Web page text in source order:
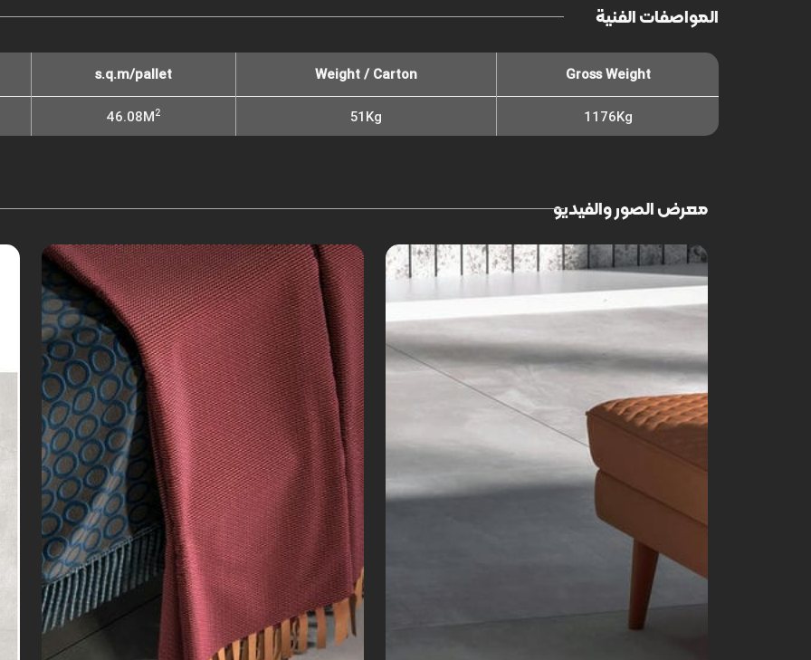
المواصفات الفنية
Gross Weight
Weight / Carton
s.q.m/pallet
1176Kg
51Kg
46.08M2
معرض الصور والفيديو